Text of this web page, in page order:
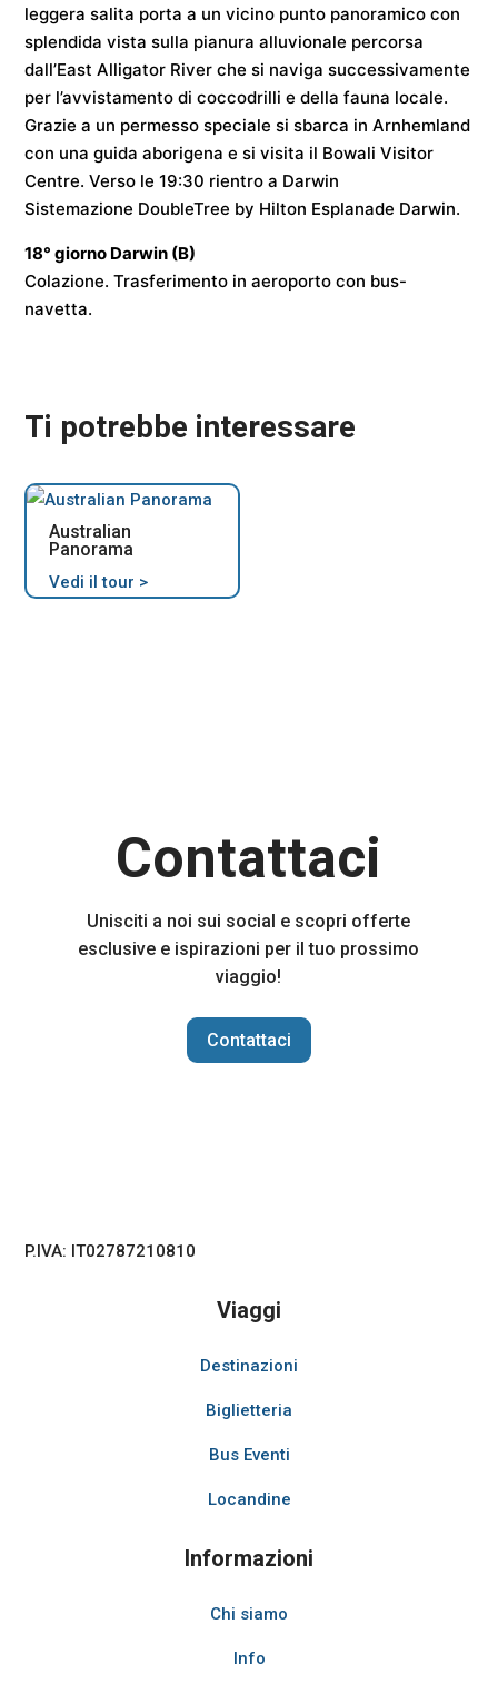
leggera salita porta a un vicino punto panoramico con
splendida vista sulla pianura alluvionale percorsa
dall’East Alligator River che si naviga successivamente
per l’avvistamento di coccodrilli e della fauna locale.
Grazie a un permesso speciale si sbarca in Arnhemland
con una guida aborigena e si visita il Bowali Visitor
Centre. Verso le19:30 rientro a Darwin
Sistemazione DoubleTree by Hilton Esplanade Darwin.
18° giorno Darwin (B)
Colazione. Trasferimento in aeroporto con bus-
navetta.
Ti potrebbe interessare
Australian
Panorama
Vedi il tour >
Contattaci
Unisciti a noi sui social e scopri offerte
esclusive e ispirazioni per il tuo prossimo
viaggio!
Contattaci
P.IVA: IT02787210810
Viaggi
Destinazioni
Biglietteria
Bus Eventi
Locandine
Informazioni
Chi siamo
Info